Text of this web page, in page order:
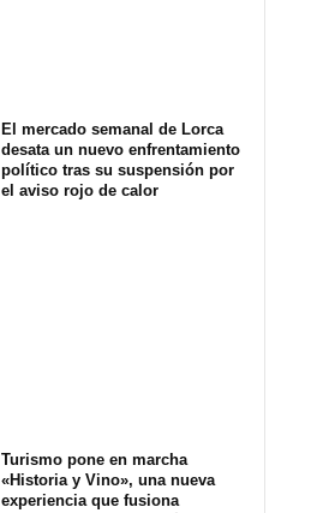
El mercado semanal de Lorca
desata un nuevo enfrentamiento
político tras su suspensión por
el aviso rojo de calor
Turismo pone en marcha
«Historia y Vino», una nueva
experiencia que fusiona